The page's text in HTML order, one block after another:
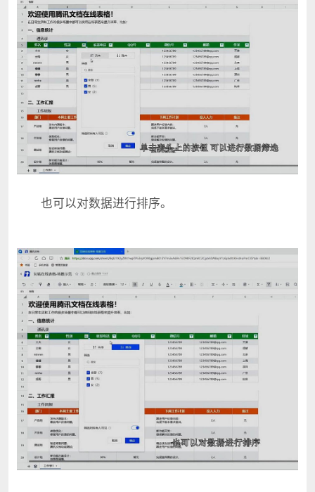
也可以对数据进行排序。